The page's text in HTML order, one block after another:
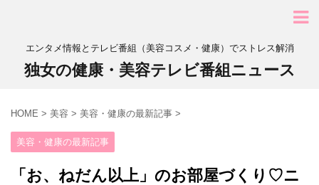
エンタメ情報とテレビ番組（美容コスメ・健康）でストレス解消
独女の健康・美容テレビ番組ニュース
HOME > 美容 > 美容・健康の最新記事 >
美容・健康の最新記事
「お、ねだん以上」のお部屋づくり♡ニ